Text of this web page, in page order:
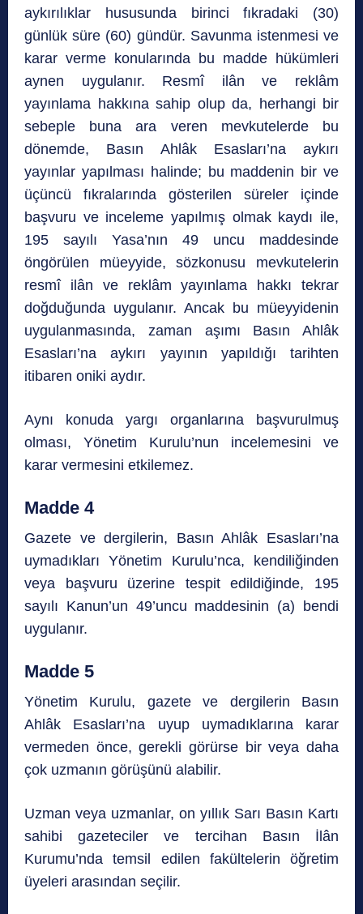
aykırılıklar hususunda birinci fıkradaki (30)
günlük süre (60) gündür. Savunma istenmesi ve
karar verme konularında bu madde hükümleri
aynen uygulanır. Resmî ilân ve reklâm
yayınlama hakkına sahip olup da, herhangi bir
sebeple buna ara veren mevkutelerde bu
dönemde, Basın Ahlâk Esasları’na aykırı
yayınlar yapılması halinde; bu maddenin bir ve
üçüncü fıkralarında gösterilen süreler içinde
başvuru ve inceleme yapılmış olmak kaydı ile,
195 sayılı Yasa’nın 49 uncu maddesinde
öngörülen müeyyide, sözkonusu mevkutelerin
resmî ilân ve reklâm yayınlama hakkı tekrar
doğduğunda uygulanır. Ancak bu müeyyidenin
uygulanmasında, zaman aşımı Basın Ahlâk
Esasları’na aykırı yayının yapıldığı tarihten
itibaren oniki aydır.
Aynı konuda yargı organlarına başvurulmuş
olması, Yönetim Kurulu’nun incelemesini ve
karar vermesini etkilemez.
Madde 4
Gazete ve dergilerin, Basın Ahlâk Esasları’na
uymadıkları Yönetim Kurulu’nca, kendiliğinden
veya başvuru üzerine tespit edildiğinde, 195
sayılı Kanun’un 49’uncu maddesinin (a) bendi
uygulanır.
Madde 5
Yönetim Kurulu, gazete ve dergilerin Basın
Ahlâk Esasları’na uyup uymadıklarına karar
vermeden önce, gerekli görürse bir veya daha
çok uzmanın görüşünü alabilir.
Uzman veya uzmanlar, on yıllık Sarı Basın Kartı
sahibi gazeteciler ve tercihan Basın İlân
Kurumu’nda temsil edilen fakültelerin öğretim
üyeleri arasından seçilir.